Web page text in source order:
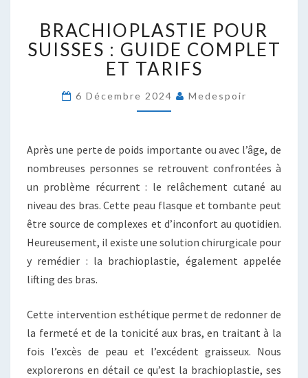
POUR
SUISSES
:
GUIDE
COMPLET
BRACHIOPLASTIE POUR
SUISSES : GUIDE COMPLET
ET TARIFS
6 Décembre 2024 Medespoir
Après une perte de poids importante ou avec l’âge, de
nombreuses personnes se retrouvent confrontées à
un problème récurrent : le relâchement cutané au
niveau des bras. Cette peau flasque et tombante peut
être source de complexes et d’inconfort au quotidien.
Heureusement, il existe une solution chirurgicale pour
y remédier : la brachioplastie, également appelée
lifting des bras.
Cette intervention esthétique permet de redonner de
la fermeté et de la tonicité aux bras, en traitant à la
fois l’excès de peau et l’excédent graisseux. Nous
explorerons en détail ce qu’est la brachioplastie, ses